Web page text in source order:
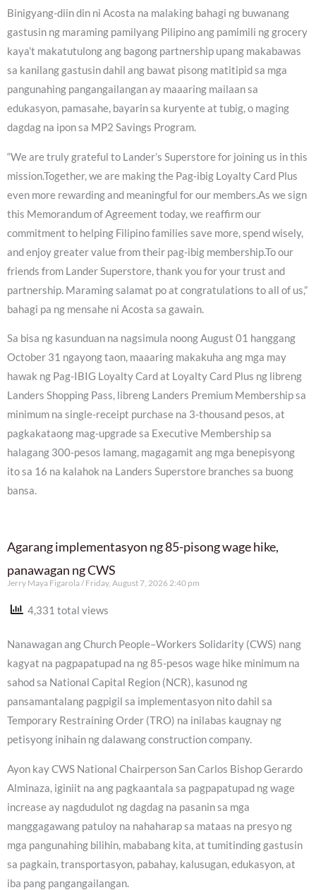
Binigyang-diin din ni Acosta na malaking bahagi ng buwanang
gastusin ng maraming pamilyang Pilipino ang pamimili ng grocery
kaya’t makatutulong ang bagong partnership upang makabawas
sa kanilang gastusin dahil ang bawat pisong matitipid sa mga
pangunahing pangangailangan ay maaaring mailaan sa
edukasyon, pamasahe, bayarin sa kuryente at tubig, o maging
dagdag na ipon sa MP2 Savings Program.
“We are truly grateful to Lander’s Superstore for joining us in this
mission.Together, we are making the Pag-ibig Loyalty Card Plus
even more rewarding and meaningful for our members.As we sign
this Memorandum of Agreement today, we reaffirm our
commitment to helping Filipino families save more, spend wisely,
and enjoy greater value from their pag-ibig membership.To our
friends from Lander Superstore, thank you for your trust and
partnership. Maraming salamat po at congratulations to all of us,”
bahagi pa ng mensahe ni Acosta sa gawain.
Sa bisa ng kasunduan na nagsimula noong August 01 hanggang
October 31 ngayong taon, maaaring makakuha ang mga may
hawak ng Pag-IBIG Loyalty Card at Loyalty Card Plus ng libreng
Landers Shopping Pass, libreng Landers Premium Membership sa
minimum na single-receipt purchase na 3-thousand pesos, at
pagkakataong mag-upgrade sa Executive Membership sa
halagang 300-pesos lamang, magagamit ang mga benepisyong
ito sa 16 na kalahok na Landers Superstore branches sa buong
bansa.
Agarang implementasyon ng 85-pisong wage hike,
panawagan ng CWS
Jerry Maya Figarola Friday, August 7, 2026 2:40 pm
4,331 total views
Nanawagan ang Church People–Workers Solidarity (CWS) nang
kagyat na pagpapatupad na ng 85-pesos wage hike minimum na
sahod sa National Capital Region (NCR), kasunod ng
pansamantalang pagpigil sa implementasyon nito dahil sa
Temporary Restraining Order (TRO) na inilabas kaugnay ng
petisyong inihain ng dalawang construction company.
Ayon kay CWS National Chairperson San Carlos Bishop Gerardo
Alminaza, iginiit na ang pagkaantala sa pagpapatupad ng wage
increase ay nagdudulot ng dagdag na pasanin sa mga
manggagawang patuloy na nahaharap sa mataas na presyo ng
mga pangunahing bilihin, mababang kita, at tumitinding gastusin
sa pagkain, transportasyon, pabahay, kalusugan, edukasyon, at
iba pang pangangailangan.